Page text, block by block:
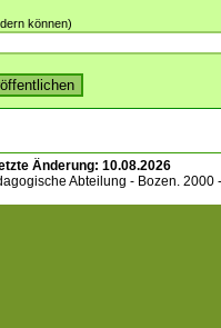
können)
Änderung: 10.08.2026
Abteilung - Bozen. 2000